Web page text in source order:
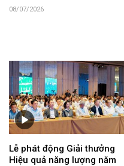
08/07/2026
Lễ phát động Giải thưởng
Hiệu quả năng lượng năm